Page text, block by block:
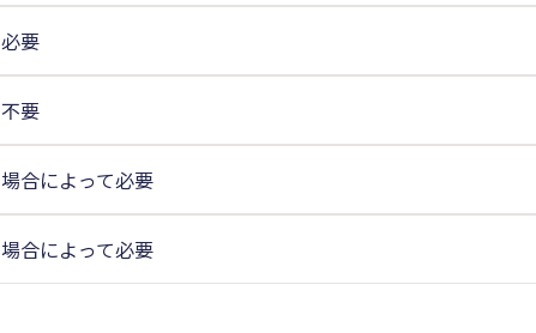
必要
不要
場合によって必要
場合によって必要